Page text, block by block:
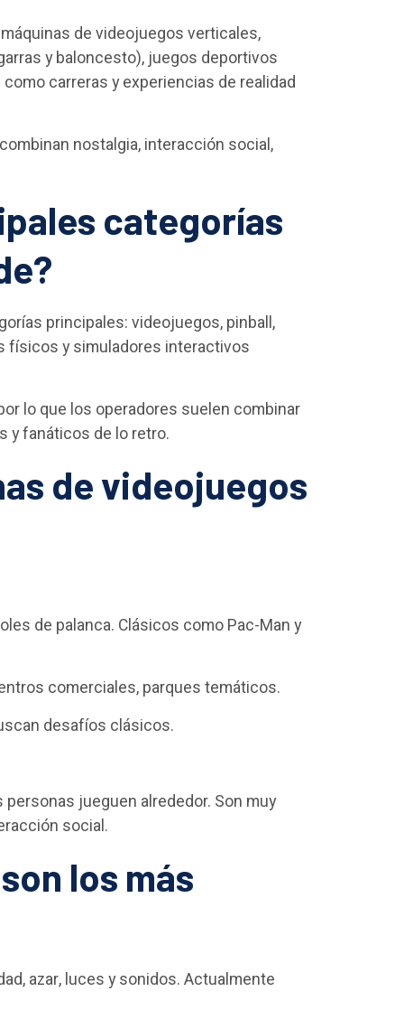
de videojuegos verticales,
y baloncesto), juegos deportivos
carreras y experiencias de realidad
nostalgia, interacción social,
categorías
principales: videojuegos, pinball,
físicos y simuladores interactivos
lo que los operadores suelen combinar
y fanáticos de lo retro.
de videojuegos
de palanca. Clásicos como Pac-Man y
comerciales, parques temáticos.
desafíos clásicos.
jueguen alrededor. Son muy
social.
los más
azar, luces y sonidos. Actualmente